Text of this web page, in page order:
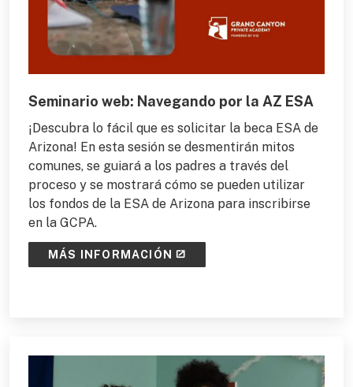
Seminario web: Navegando por la AZ ESA
¡Descubra lo fácil que es solicitar la beca ESA de
Arizona! En esta sesión se desmentirán mitos
comunes, se guiará a los padres a través del
proceso y se mostrará cómo se pueden utilizar
los fondos de la ESA de Arizona para inscribirse
en la GCPA.
MÁS INFORMACIÓN